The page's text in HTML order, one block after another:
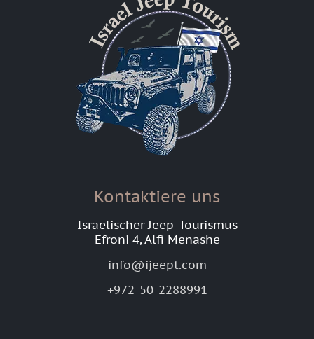
Kontaktiere uns
Israelischer Jeep-Tourismus
Efroni 4, Alfi Menashe
info@ijeept.com
+972-50-2288991